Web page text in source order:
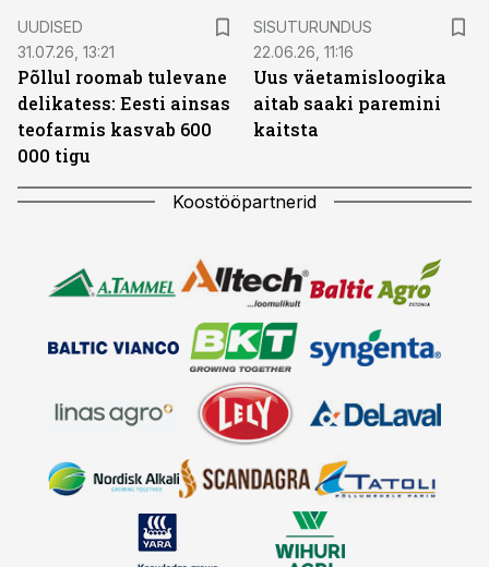
UUDISED
31.07.26, 13:21
Põllul roomab tulevane
delikatess: Eesti ainsas
teofarmis kasvab 600
000 tigu
SISUTURUNDUS
22.06.26, 11:16
Uus väetamisloogika
aitab saaki paremini
kaitsta
Koostööpartnerid